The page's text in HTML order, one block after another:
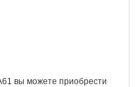
вы можете приобрести